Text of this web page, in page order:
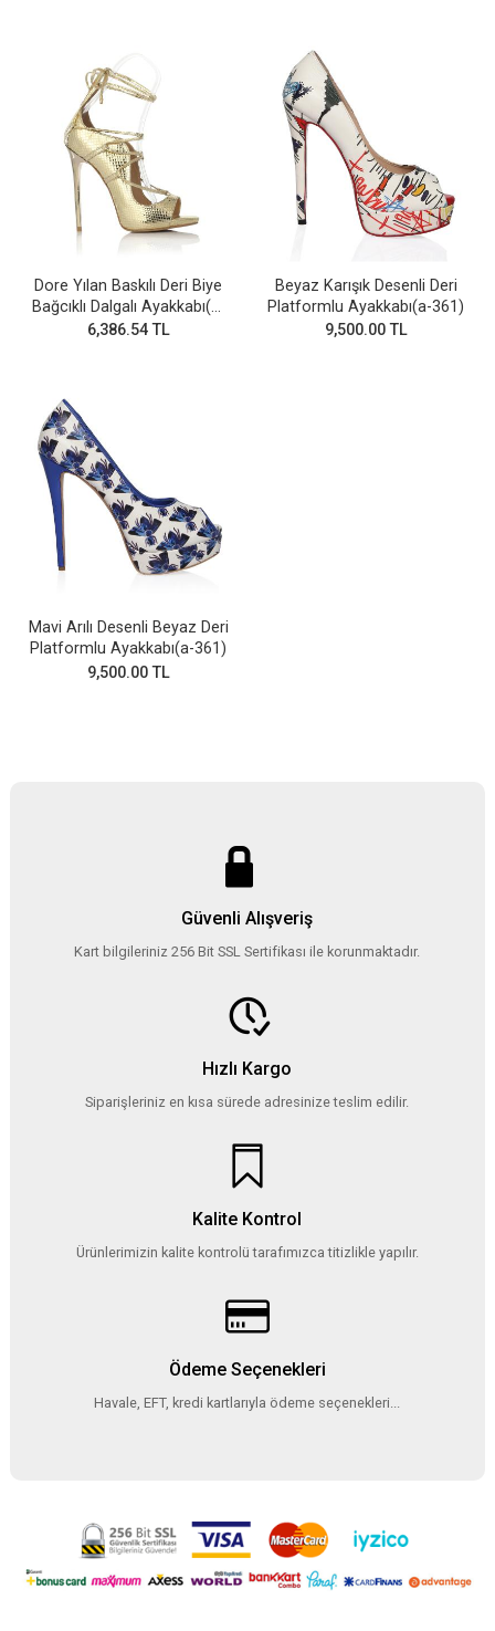
Dore Yılan Baskılı Deri Biye
Bağcıklı Dalgalı Ayakkabı(a-
693)
6,386.54 TL
Beyaz Karışık Desenli Deri
Platformlu Ayakkabı(a-361)
9,500.00 TL
Mavi Arılı Desenli Beyaz Deri
Platformlu Ayakkabı(a-361)
9,500.00 TL
Güvenli Alışveriş
Kart bilgileriniz 256 Bit SSL Sertifikası ile korunmaktadır.
Hızlı Kargo
Siparişleriniz en kısa sürede adresinize teslim edilir.
Kalite Kontrol
Ürünlerimizin kalite kontrolü tarafımızca titizlikle yapılır.
Ödeme Seçenekleri
Havale, EFT, kredi kartlarıyla ödeme seçenekleri...